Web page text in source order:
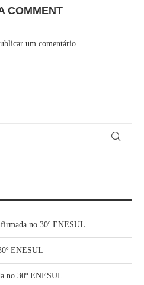
COMMENT
um comentário.
no 30º ENESUL
ENESUL
no 30º ENESUL